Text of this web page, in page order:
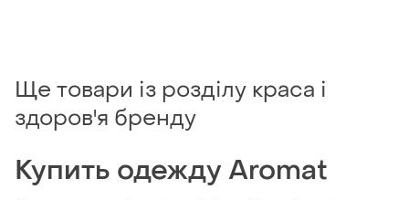
Ще товари із розділу краса і
здоров'я бренду
Купить одежду Aromat